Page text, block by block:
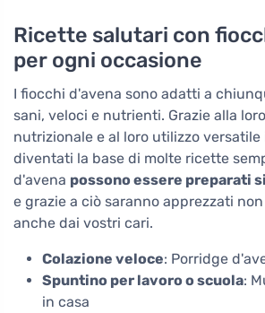
Ricette salutari con
per ogni occasione
I fiocchi d'avena sono adatti a
sani, veloci e nutrienti. Grazie alla
nutrizionale e al loro utilizzo
diventati la base di molte ricette
d'avena possono essere preparati
e grazie a ciò saranno apprezzati
anche dai vostri cari.
Colazione veloce: Porridge
Spuntino per lavoro o scuola:
in casa